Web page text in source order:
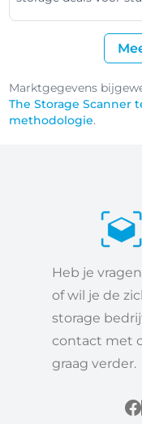
Marktgegevens
The Storage Scanner
methodologie.
Heb je
of wil je de
storage
contact met
graag verder.